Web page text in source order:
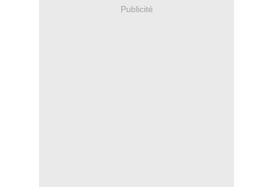
Publicité